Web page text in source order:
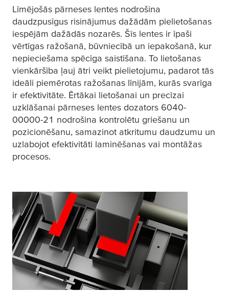
Līmējošās pārneses lentes nodrošina
daudzpusīgus risinājumus dažādām pielietošanas
iespējām dažādās nozarēs. Šīs lentes ir īpaši
vērtīgas ražošanā, būvniecībā un iepakošanā, kur
nepieciešama spēcīga saistīšana. To lietošanas
vienkāršība ļauj ātri veikt pielietojumu, padarot tās
ideāli piemērotas ražošanas līnijām, kurās svarīga
ir efektivitāte. Ērtākai lietošanai un precīzai
uzklāšanai pārneses lentes dozators 6040-
00000-21 nodrošina kontrolētu griešanu un
pozicionēšanu, samazinot atkritumu daudzumu un
uzlabojot efektivitāti laminēšanas vai montāžas
procesos.